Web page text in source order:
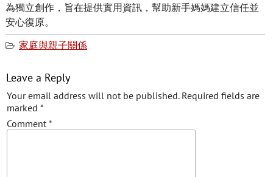
為獨立創作，旨在提供實用資訊，幫助新手媽媽建立信任並
安心復原。
家庭與親子關係
Leave a Reply
Your email address will not be published. Required fields are
marked *
Comment*